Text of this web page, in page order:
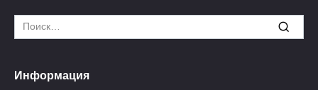
Search
for:
Информация